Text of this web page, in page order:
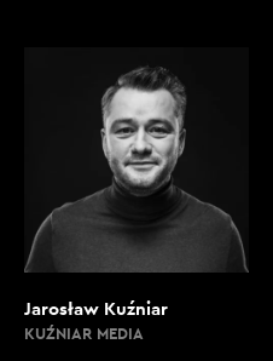
Jarosław Kuźniar
KUŹNIAR MEDIA